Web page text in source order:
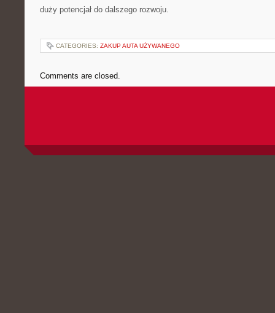
duży potencjał do dalszego rozwoju.
CATEGORIES: ZAKUP AUTA UŻYWANEGO
Comments are closed.